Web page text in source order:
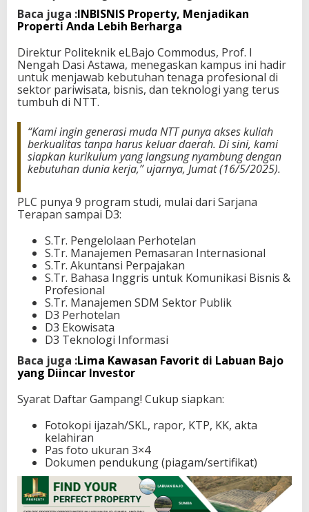
s
i
o
a
l
Baca juga :INBISNIS Property, Menjadikan
Properti Anda Lebih Berharga
Direktur Politeknik eLBajo Commodus, Prof. I
Nengah Dasi Astawa, menegaskan kampus ini hadir
untuk menjawab kebutuhan tenaga profesional di
sektor pariwisata, bisnis, dan teknologi yang terus
tumbuh di NTT.
“Kami ingin generasi muda NTT punya akses kuliah
berkualitas tanpa harus keluar daerah. Di sini, kami
siapkan kurikulum yang langsung nyambung dengan
kebutuhan dunia kerja,” ujarnya, Jumat (16/5/2025).
PLC punya 9 program studi, mulai dari Sarjana
Terapan sampai D3:
S.Tr. Pengelolaan Perhotelan
S.Tr. Manajemen Pemasaran Internasional
S.Tr. Akuntansi Perpajakan
S.Tr. Bahasa Inggris untuk Komunikasi Bisnis &
Profesional
S.Tr. Manajemen SDM Sektor Publik
D3 Perhotelan
D3 Ekowisata
D3 Teknologi Informasi
Baca juga :Lima Kawasan Favorit di Labuan Bajo
yang Diincar Investor
Syarat Daftar Gampang! Cukup siapkan:
Fotokopi ijazah/SKL, rapor, KTP, KK, akta
kelahiran
Pas foto ukuran 3×4
Dokumen pendukung (piagam/sertifikat)